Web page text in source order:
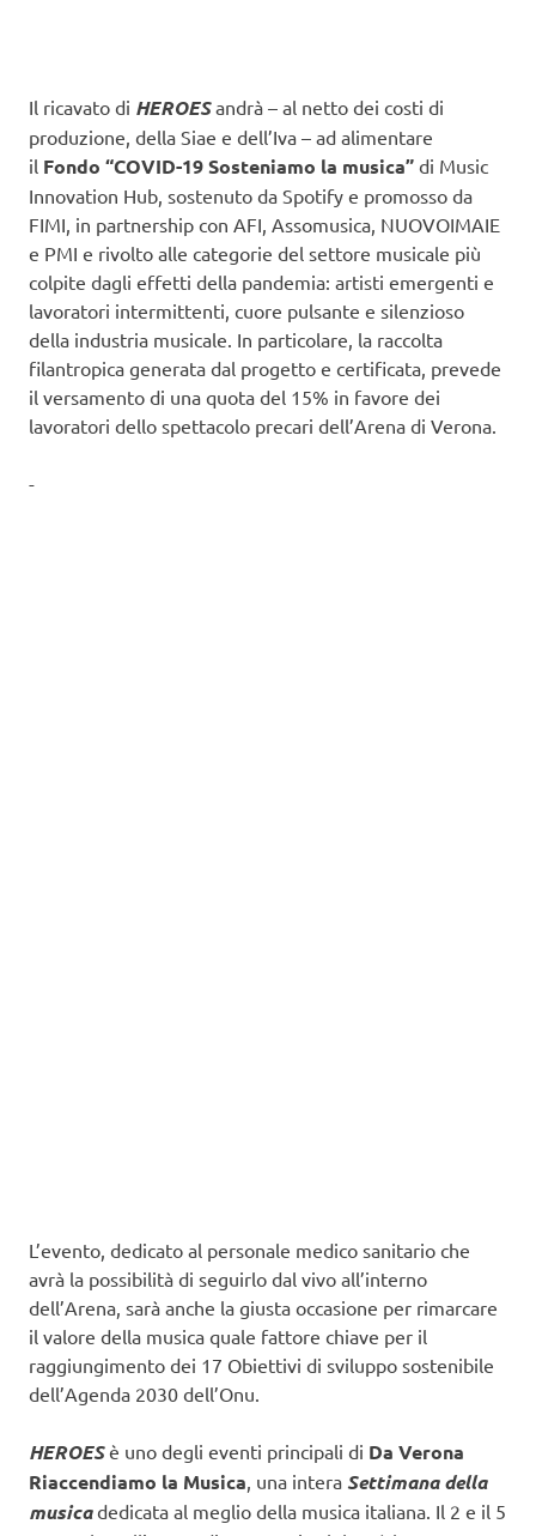
Il ricavato di HEROESandrà – al netto dei costi di
produzione, della Siae e dell’Iva – ad alimentare
il Fondo “COVID-19 Sosteniamo la musica” di Music
Innovation Hub, sostenuto da Spotify e promosso da
FIMI, in partnership con AFI, Assomusica, NUOVOIMAIE
e PMI e rivolto alle categorie del settore musicale più
colpite dagli effetti della pandemia: artisti emergenti e
lavoratori intermittenti, cuore pulsante e silenzioso
della industria musicale. In particolare, la raccolta
filantropica generata dal progetto e certificata, prevede
il versamento di una quota del 15% in favore dei
lavoratori dello spettacolo precari dell’Arena di Verona.
-
L’evento, dedicato al personale medico sanitario che
avrà la possibilità di seguirlo dal vivo all’interno
dell’Arena, sarà anche la giusta occasione per rimarcare
il valore della musica quale fattore chiave per il
raggiungimento dei 17 Obiettivi di sviluppo sostenibile
dell’Agenda 2030 dell’Onu.
HEROESè uno degli eventi principali di Da Verona
Riaccendiamo la Musica , una intera Settimana della
musicadedicata al meglio della musica italiana. Il 2 e il 5